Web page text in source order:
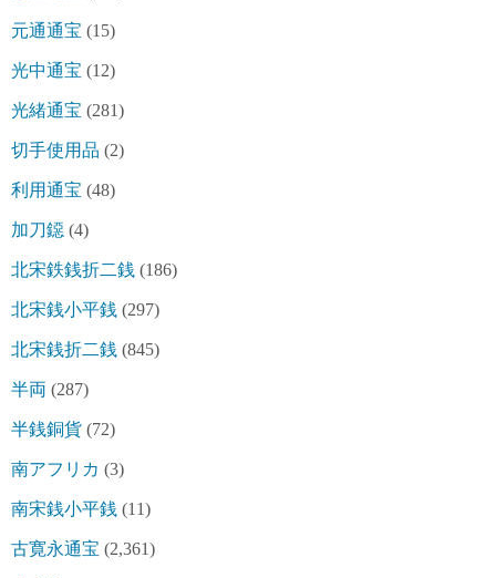
元通通宝 (15)
光中通宝 (12)
光緒通宝 (281)
切手使用品 (2)
利用通宝 (48)
加刀鐚 (4)
北宋鉄銭折二銭 (186)
北宋銭小平銭 (297)
北宋銭折二銭 (845)
半両 (287)
半銭銅貨 (72)
南アフリカ (3)
南宋銭小平銭 (11)
古寛永通宝 (2,361)